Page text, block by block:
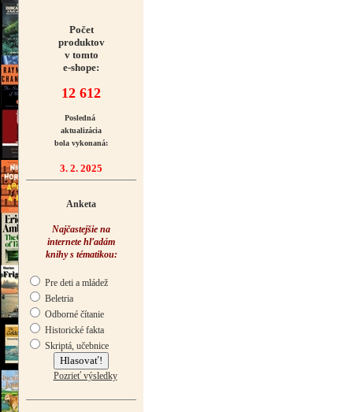
Počet
produktov
v tomto
e-shope:
12 612
Posledná
aktualizácia
bola vykonaná:
3. 2. 2025
Anketa
Najčastejšie na
internete hľadám
knihy s tématikou:
Pre deti a mládež
Beletria
Odborné čítanie
Historické fakta
Skriptá, učebnice
Pozrieť výsledky